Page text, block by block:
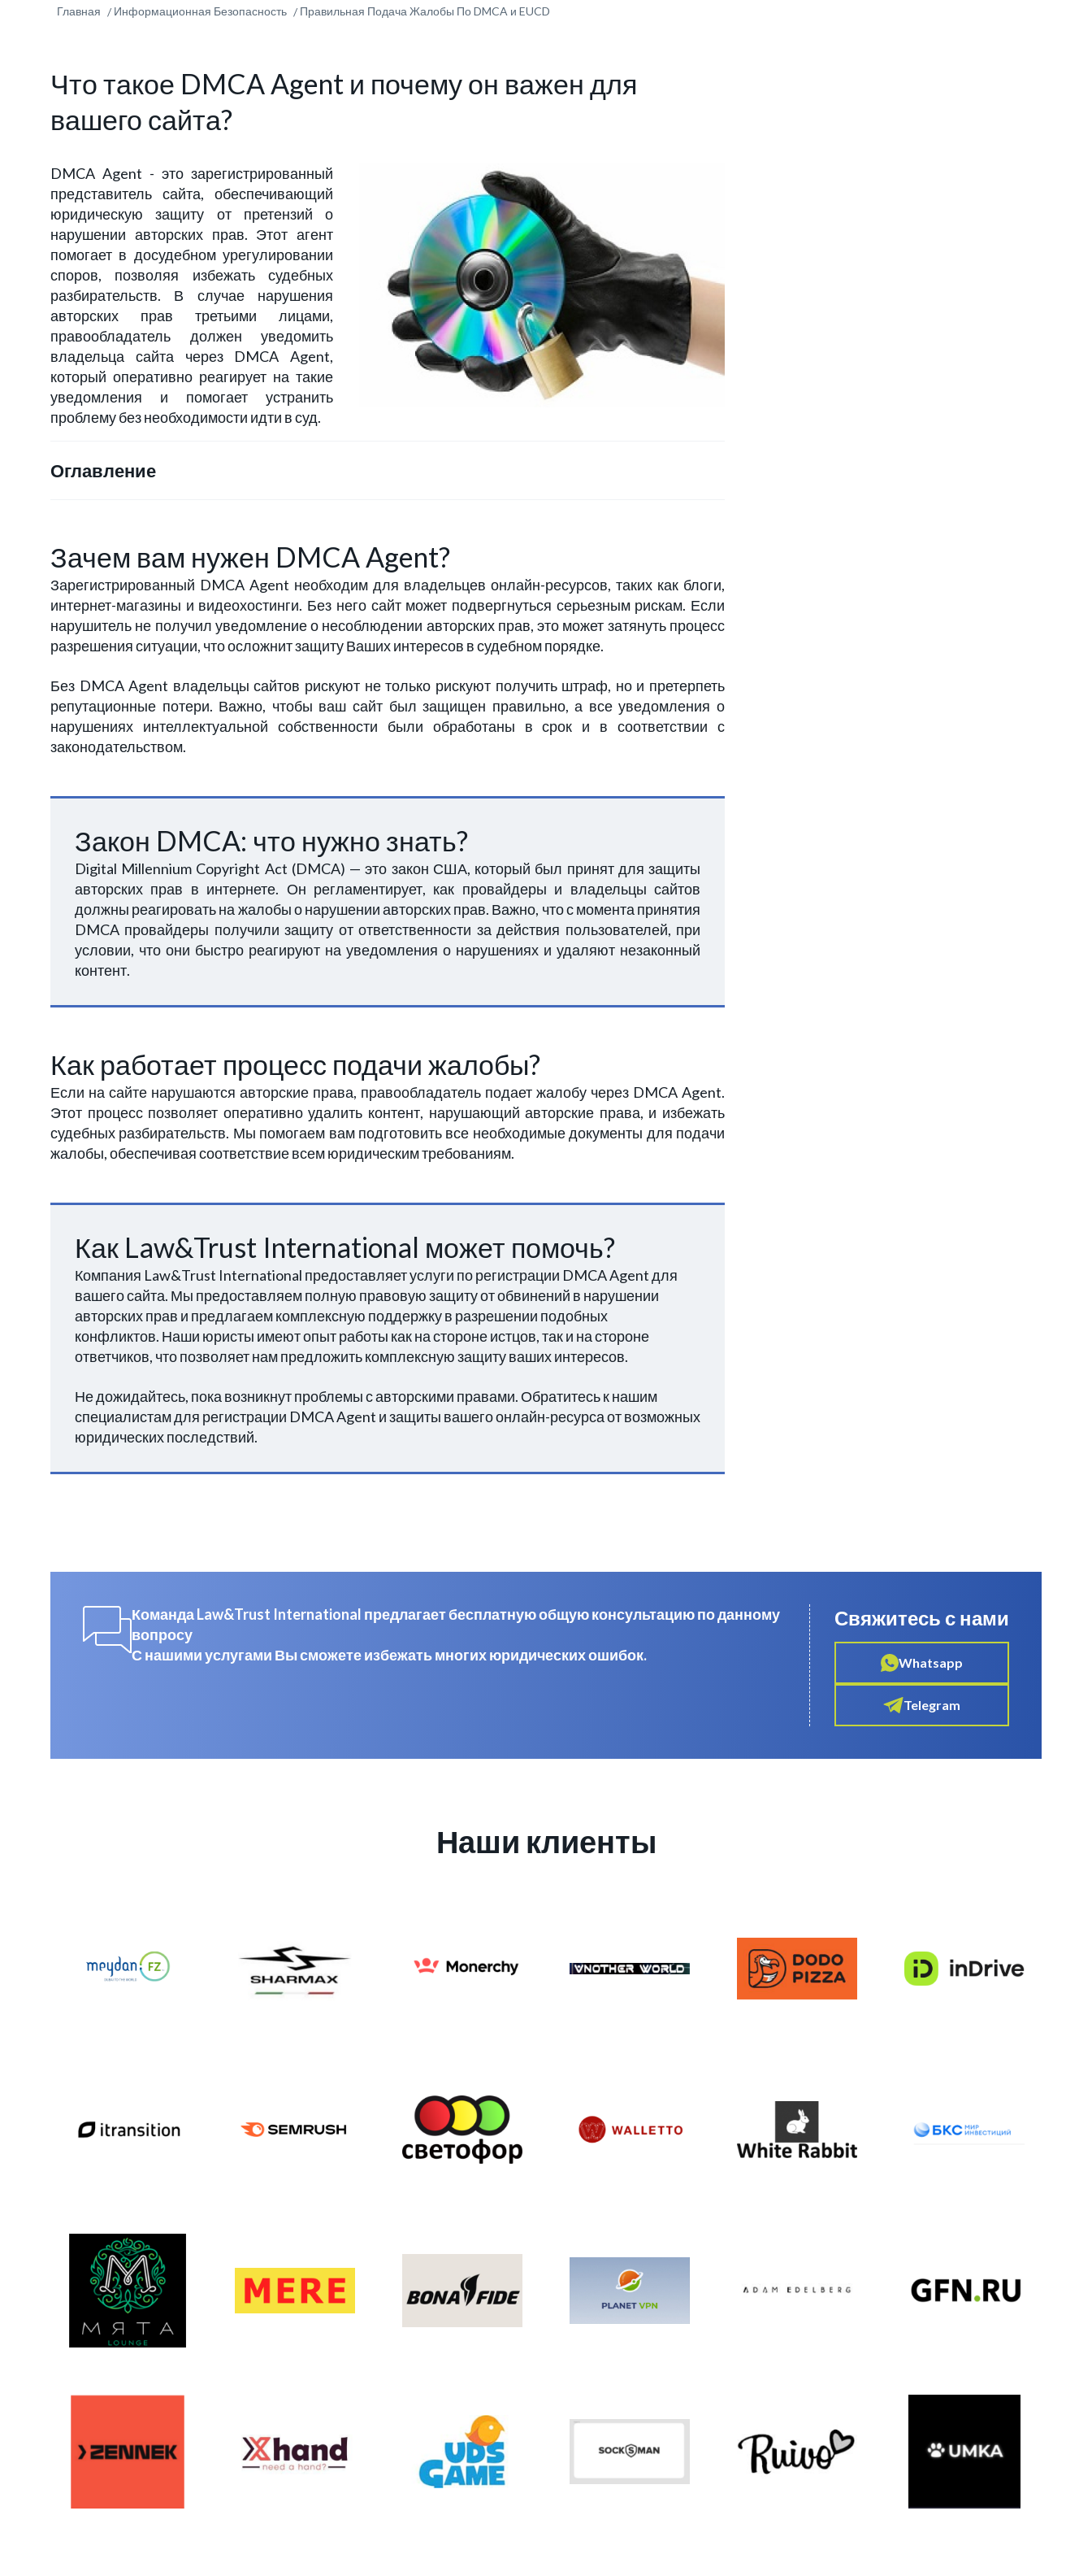
Главная Информационная Безопасность Правильная Подача Жалобы По DMCA и EUCD
Что такое DMCA Agent и почему он важен для
вашего сайта?
DMCA Agent - это зарегистрированный
представитель сайта, обеспечивающий
юридическую защиту от претензий о
нарушении авторских прав. Этот агент
помогает в досудебном урегулировании
споров, позволяя избежать судебных
разбирательств. В случае нарушения
авторских прав третьими лицами,
правообладатель должен уведомить
владельца сайта через DMCA Agent,
который оперативно реагирует на такие
уведомления и помогает устранить
проблему без необходимости идти в суд.
Оглавление
Зачем вам нужен DMCA Agent?
Зарегистрированный DMCA Agent необходим для владельцев онлайн-ресурсов, таких как блоги,
интернет-магазины и видеохостинги. Без него сайт может подвергнуться серьезным рискам. Если
нарушитель не получил уведомление о несоблюдении авторских прав, это может затянуть процесс
разрешения ситуации, что осложнит защиту Ваших интересов в судебном порядке.
Без DMCA Agent владельцы сайтов рискуют не только рискуют получить штраф, но и претерпеть
репутационные потери. Важно, чтобы ваш сайт был защищен правильно, а все уведомления о
нарушениях интеллектуальной собственности были обработаны в срок и в соответствии с
законодательством.
Закон DMCA: что нужно знать?
Digital Millennium Copyright Act (DMCA) — это закон США, который был принят для защиты
авторских прав в интернете. Он регламентирует, как провайдеры и владельцы сайтов
должны реагировать на жалобы о нарушении авторских прав. Важно, что с момента принятия
DMCA провайдеры получили защиту от ответственности за действия пользователей, при
условии, что они быстро реагируют на уведомления о нарушениях и удаляют незаконный
контент.
Как работает процесс подачи жалобы?
Если на сайте нарушаются авторские права, правообладатель подает жалобу через DMCA Agent.
Этот процесс позволяет оперативно удалить контент, нарушающий авторские права, и избежать
судебных разбирательств. Мы помогаем вам подготовить все необходимые документы для подачи
жалобы, обеспечивая соответствие всем юридическим требованиям.
Как Law&Trust International может помочь?
Компания Law&Trust International предоставляет услуги по регистрации DMCA Agent для
вашего сайта. Мы предоставляем полную правовую защиту от обвинений в нарушении
авторских прав и предлагаем комплексную поддержку в разрешении подобных
конфликтов. Наши юристы имеют опыт работы как на стороне истцов, так и на стороне
ответчиков, что позволяет нам предложить комплексную защиту ваших интересов.
Не дожидайтесь, пока возникнут проблемы с авторскими правами. Обратитесь к нашим
специалистам для регистрации DMCA Agent и защиты вашего онлайн-ресурса от возможных
юридических последствий.
Команда Law&Trust International предлагает бесплатную общую консультацию по данному
вопросу
С нашими услугами Вы сможете избежать многих юридических ошибок.
Свяжитесь с нами
Whatsapp
Telegram
Наши клиенты